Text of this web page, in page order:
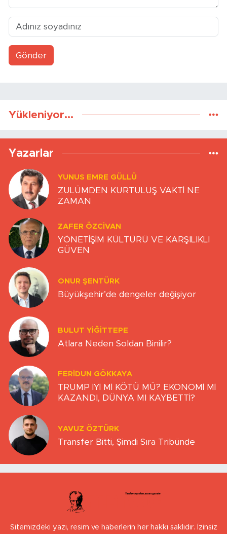
Gönder
Yükleniyor...
Yazarlar
YUNUS EMRE GÜLLÜ
ZULÜMDEN KURTULUŞ VAKTİ NE
ZAMAN
ZAFER ÖZCIVAN
YÖNETİŞİM KÜLTÜRÜ VE KARŞILIKLI
GÜVEN
ONUR ŞENTÜRK
Büyükşehir’de dengeler değişiyor
BULUT YİĞİTTEPE
Atlara Neden Soldan Binilir?
FERIDUN GÖKKAYA
TRUMP İYİ Mİ KÖTÜ MÜ? EKONOMİ Mİ
KAZANDI, DÜNYA MI KAYBETTİ?
YAVUZ ÖZTÜRK
Transfer Bitti, Şimdi Sıra Tribünde
Sitemizdeki yazı, resim ve haberlerin her hakkı saklıdır. İzinsiz